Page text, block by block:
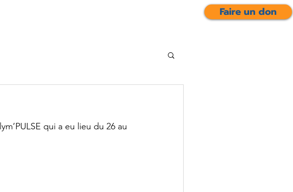
Faire un don
qui a eu lieu du 26 au